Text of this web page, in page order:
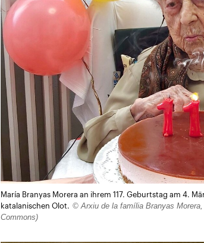
María Branyas Morera an ihrem 117. Geburtstag am 4.
katalanischen Olot. © Arxiu de la família Branyas
Commons)